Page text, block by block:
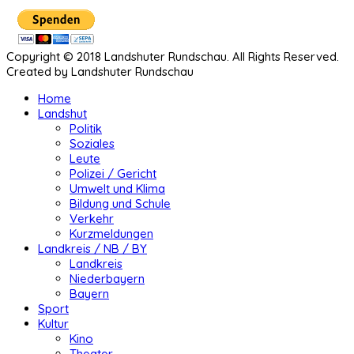
Copyright © 2018 Landshuter Rundschau. All Rights Reserved.
Created by Landshuter Rundschau
Home
Landshut
Politik
Soziales
Leute
Polizei / Gericht
Umwelt und Klima
Bildung und Schule
Verkehr
Kurzmeldungen
Landkreis / NB / BY
Landkreis
Niederbayern
Bayern
Sport
Kultur
Kino